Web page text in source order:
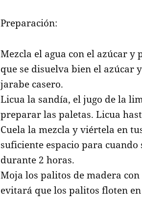
Preparación:
Mezcla el agua con el azúcar y
que se disuelva bien el azúcar
jarabe casero.
Licua la sandía, el jugo de la
preparar las paletas. Licua
Cuela la mezcla y viértela en
suficiente espacio para cuando
durante 2 horas.
Moja los palitos de madera
evitará que los palitos floten